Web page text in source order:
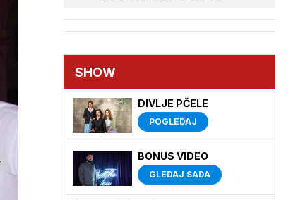
SHOW
DIVLJE PČELE
POGLEDAJ
BONUS VIDEO
GLEDAJ SADA